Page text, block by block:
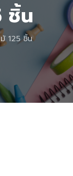
ชิ้น
125 ชิ้น